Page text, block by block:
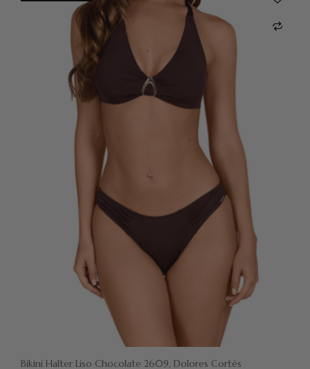
Bikini Halter Liso Chocolate 2609, Dolores Cortés